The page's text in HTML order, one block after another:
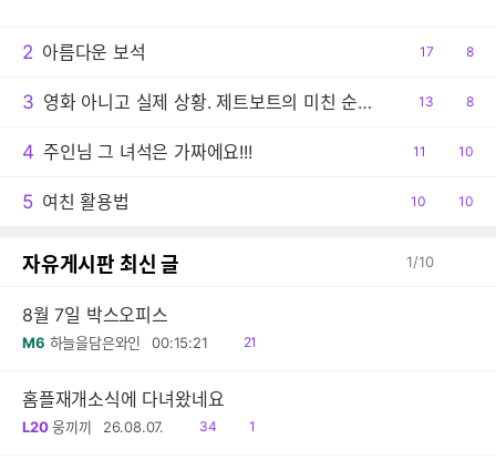
2 아름다운 보석
공
17
댓
8
3 영화 아니고 실제 상황. 제트보트의 미친 순발력
공
13
댓
8
4 주인님 그 녀석은 가짜에요!!!
공
11
댓
10
5 여친 활용법
공
10
댓
10
자유게시판 최신 글 1/10
8월 7일 박스오피스
M6 하늘을담은와인 00:15:21
읽
21
홈플재개소식에 다녀왔네요
L20 웅끼끼 26.08.07.
읽
34
공1